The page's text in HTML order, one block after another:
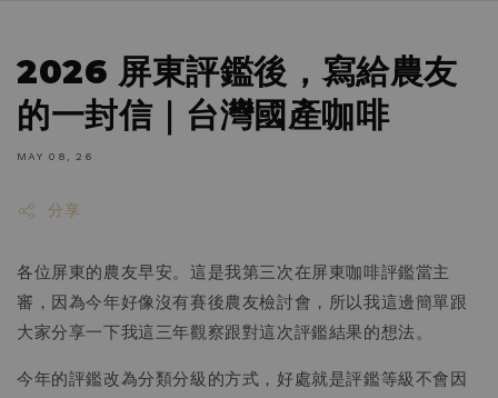
2026 屏東評鑑後，寫給農友
的一封信｜台灣國產咖啡
MAY 08, 26
分享
各位屏東的農友早安。這是我第三次在屏東咖啡評鑑當主
審，因為今年好像沒有賽後農友檢討會，所以我這邊簡單跟
大家分享一下我這三年觀察跟對這次評鑑結果的想法。
今年的評鑑改為分類分級的方式，好處就是評鑑等級不會因